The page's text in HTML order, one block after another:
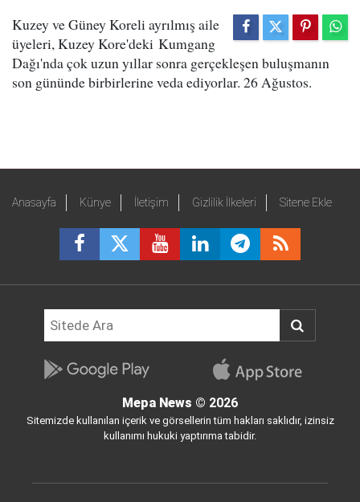
Kuzey ve Güney Koreli ayrılmış aile
üyeleri, Kuzey Kore'deki Kumgang
Dağı'nda çok uzun yıllar sonra gerçekleşen buluşmanın
son gününde birbirlerine veda ediyorlar. 26 Ağustos.
Anasayfa Künye İletişim Gizlilik İlkeleri Sitene Ekle
Mepa News © 2026
Sitemizde kullanılan içerik ve görsellerin tüm hakları saklıdır, izinsiz
kullanımı hukuki yaptırıma tabidir.